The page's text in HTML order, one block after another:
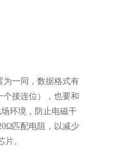
为一同，数据格式有
个接连位），也要和
环境，防止电磁干
匹配电阻，以减少
。